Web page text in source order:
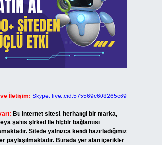
İletişim: Skype: live:.cid.575569c608265c69
Bu internet sitesi, herhangi bir marka,
şahıs şirketi ile hiçbir bağlantısı
Sitede yalnızca kendi hazırladığımız
paylaşılmaktadır. Burada yer alan içerikler